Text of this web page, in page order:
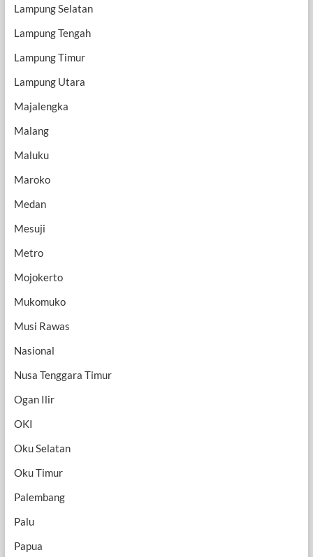
Lampung Selatan
Lampung Tengah
Lampung Timur
Lampung Utara
Majalengka
Malang
Maluku
Maroko
Medan
Mesuji
Metro
Mojokerto
Mukomuko
Musi Rawas
Nasional
Nusa Tenggara Timur
Ogan Ilir
OKI
Oku Selatan
Oku Timur
Palembang
Palu
Papua